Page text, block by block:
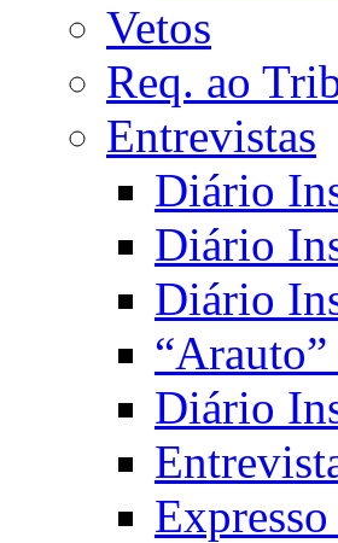
Vetos
Req. ao
Entrevistas
Diário
Diário
Diário
Diário